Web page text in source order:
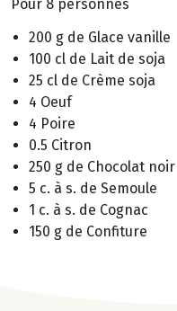
Pour 8 personnes
200 g de Glace vanille
100 cl de Lait de soja
25 cl de Crème soja
4 Oeuf
4 Poire
0.5 Citron
250 g de Chocolat noir
5 c. à s. de Semoule
1 c. à s. de Cognac
150 g de Confiture